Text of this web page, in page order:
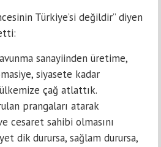
Türkiye’si değildir” diyen
sanayiinden üretime,
siyasete kadar
çağ atlattık.
prangaları atarak
cesaret sahibi olmasını
dik durursa, sağlam durursa,